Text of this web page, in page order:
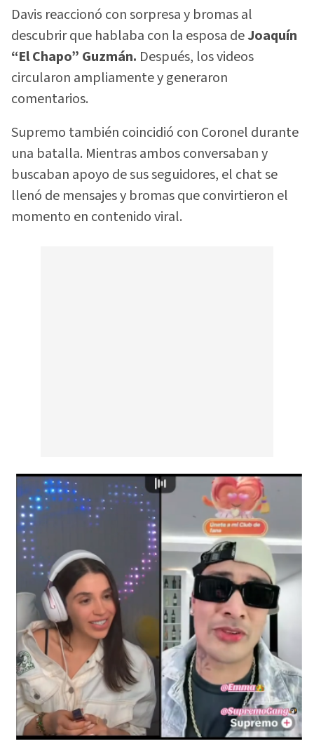
Davis reaccionó con sorpresa y bromas al
descubrir que hablaba con la esposa deJoaquín
“El Chapo” Guzmán. Después, los videos
circularon ampliamente y generaron
comentarios.
Supremo también coincidió con Coronel durante
una batalla. Mientras ambos conversaban y
buscaban apoyo de sus seguidores, el chat se
llenó de mensajes y bromas que convirtieron el
momento en contenido viral.